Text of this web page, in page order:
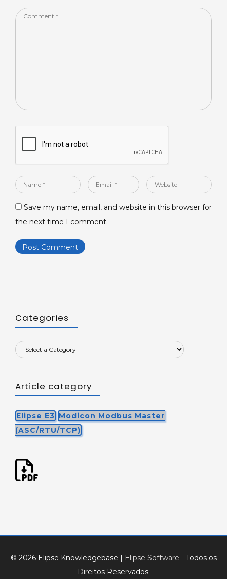
Comment
Name
Email
Website
Save my name, email, and website in this browser for
the next time I comment.
Categories
Article category
Elipse E3 Modicon Modbus Master
(ASC/RTU/TCP)
© 2026 Elipse Knowledgebase Elipse Software - Todos os
Direitos Reservados.